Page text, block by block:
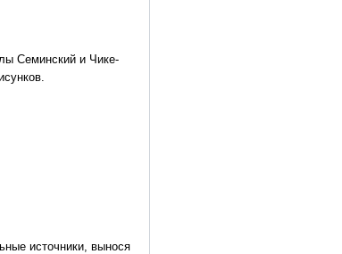
Семинский и Чике-
источники, вынося